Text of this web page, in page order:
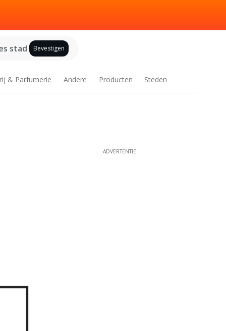
stad Bevestigen
& Parfumerie Andere Producten Steden
ADVERTENTIE